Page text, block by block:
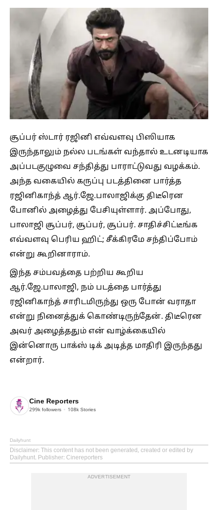
சூப்பர் ஸ்டார் ரஜினி எவ்வளவு பிஸியாக
இருந்தாலும் நல்ல படங்கள் வந்தால் உடனடியாக
அப்படகுழுவை சந்தித்து பாராட்டுவது வழக்கம்.
அந்த வகையில் கருப்பு படத்தினை பார்த்த
ரஜினிகாந்த் ஆர்.ஜே.பாலாஜிக்கு திடீரென
போனில் அழைத்து பேசியுள்ளார். அப்போது,
பாலாஜி சூப்பர், சூப்பர், சூப்பர். சாதிச்சிட்டீங்க
எவ்வளவு பெரிய ஹிட்; சீக்கிரமே சந்திப்போம்
என்று கூறினாராம்.
இந்த சம்பவத்தை பற்றிய கூறிய
ஆர்.ஜே.பாலாஜி, நம் படத்தை பார்த்து
ரஜினிகாந்த் சாரிடமிருந்து ஒரு போன் வராதா
என்று நினைத்துக் கொண்டிருந்தேன். திடீரென
அவர் அழைத்ததும் என் வாழ்க்கையில்
இன்னொரு பாக்ஸ் டிக் அடித்த மாதிரி இருந்தது
என்றார்.
Cine Reporters
299k followers 108k Stories
Dailyhunt
Disclaimer: This content has not been generated, created or edited by
Dailyhunt. Publisher: Cinereporters
ADVERTISEMENT